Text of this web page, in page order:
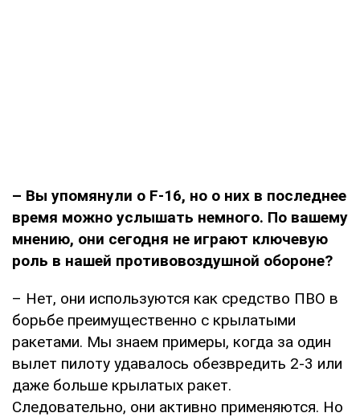
– Вы упомянули о F-16, но о них в последнее
время можно услышать немного. По вашему
мнению, они сегодня не играют ключевую
роль в нашей противовоздушной обороне?
– Нет, они используются как средство ПВО в
борьбе преимущественно с крылатыми
ракетами. Мы знаем примеры, когда за один
вылет пилоту удавалось обезвредить 2-3 или
даже больше крылатых ракет.
Следовательно, они активно применяются. Но